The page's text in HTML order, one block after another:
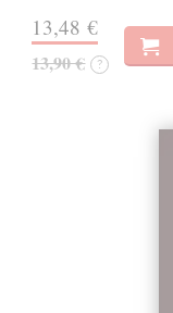
13,48 €
13,90 € ?